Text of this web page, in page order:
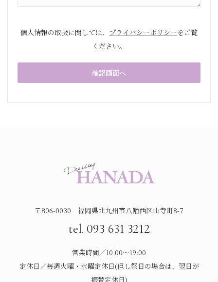
個人情報の取扱に関しては、 プライバシーポリシーをご覧
ください。
〒806-0030 福岡県北九州市八幡西区山寺町8-7
tel. 093 631 3212
営業時間／10:00～19:00
定休日／毎週火曜・水曜定休日(但し祭日の場合は、翌日が
振替定休日)